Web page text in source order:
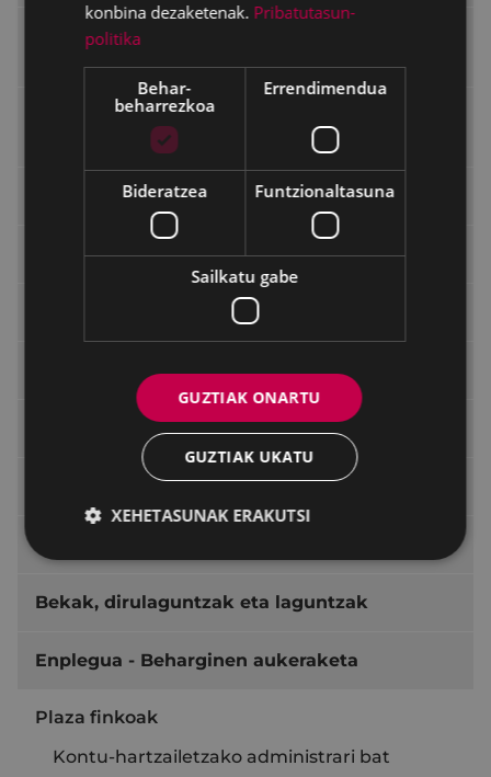
Aldez aurretiko hitzordua Internet bidez,
Eibarko Kontsumitzaileen Informazio Udal
Bulegoa (KIUB)
Informazioaren Segurtasunerako Politika
Dokumentuak balidatzea
Kontratazio publikoaren araudia
Kontratatzailearen profila
Kontratatzailearen profilerako harpidetza
Kontratuen erregistroa
Bekak, dirulaguntzak eta laguntzak
Enplegua - Beharginen aukeraketa
Plaza finkoak
Kontu-hartzailetzako administrari bat
konbina dezaketenak. Pribatutasun-
politika
Behar-
beharrezkoa
Errendimendua
Bideratzea Funtzionaltasuna
Sailkatu gabe
GUZTIAK ONARTU
GUZTIAK UKATU
XEHETASUNAK ERAKUTSI